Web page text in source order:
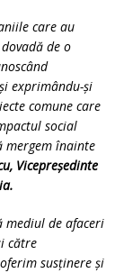
care au
de o
exprimându-și
comune care
social
mergem înainte
Vicepreședinte
mediul de afaceri
către
susținere și